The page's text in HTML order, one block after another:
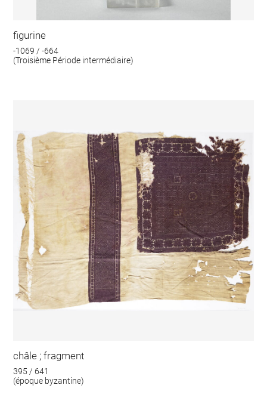
figurine
-1069 / -664
(Troisième Période intermédiaire)
châle ; fragment
395 / 641
(époque byzantine)